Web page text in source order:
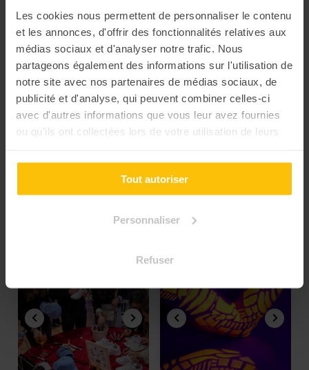
Les cookies nous permettent de personnaliser le contenu
et les annonces, d'offrir des fonctionnalités relatives aux
médias sociaux et d'analyser notre trafic. Nous
partageons également des informations sur l'utilisation de
notre site avec nos partenaires de médias sociaux, de
publicité et d'analyse, qui peuvent combiner celles-ci
avec d'autres informations que vous leur avez fournies
ou qu'ils ont collectées lors de votre utilisation de leurs
Tout autoriser
Personnaliser
Refuser
L’Escape Game Immersif :
Bureau des Légendes
en
Nos team building Bobigny
Pour les adeptes de sensations fortes et d’atypisme 👊🏻